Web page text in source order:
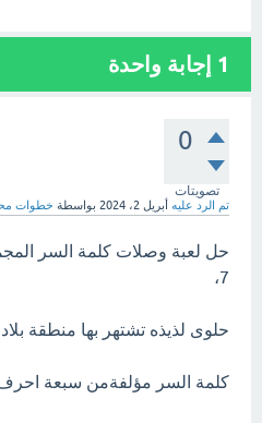
1 إجابة واحدة
0
تصويتات
تم الرد عليه أبريل 2، 2024 بواسطة خطوات
حل لعبة وصلات كلمة السر
7،
حلوى لذيذه تشتهر بها منطقة
كلمة السر مؤلفةمن سبعة